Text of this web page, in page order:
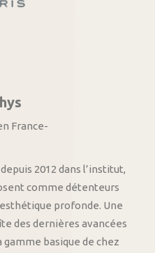
France-
2012 dans l’institut,
comme détenteurs
profonde. Une
des dernières avancées
basique de chez